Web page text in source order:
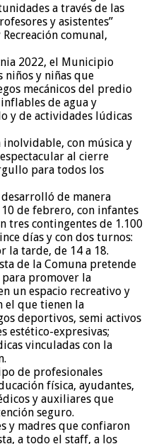
a través de las
y asistentes”
comunal,
2022, el Municipio
niños y niñas que
mecánicos del predio
de agua y
y de actividades lúdicas
inolvidable, con música y
al cierre
para todos los
de manera
de febrero, con infantes
tres contingentes de 1.100
días y con dos turnos:
la tarde, de 14 a 18.
de la Comuna pretende
promover la
un espacio recreativo y
el que tienen la
deportivos, semi activos
estético-expresivas;
vinculadas con la
de profesionales
física, ayudantes,
y auxiliares que
seguro.
y madres que confiaron
a todo el staff, a los